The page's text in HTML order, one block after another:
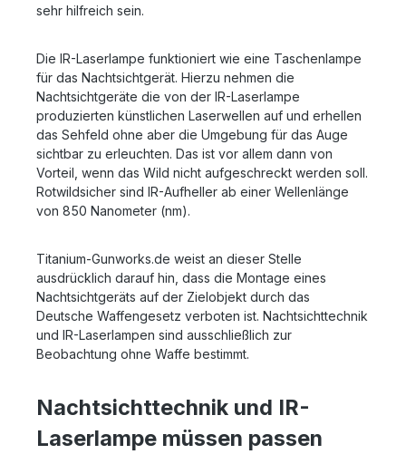
sehr hilfreich sein.
Die IR-Laserlampe funktioniert wie eine Taschenlampe
für das Nachtsichtgerät. Hierzu nehmen die
Nachtsichtgeräte die von der IR-Laserlampe
produzierten künstlichen Laserwellen auf und erhellen
das Sehfeld ohne aber die Umgebung für das Auge
sichtbar zu erleuchten. Das ist vor allem dann von
Vorteil, wenn das Wild nicht aufgeschreckt werden soll.
Rotwildsicher sind IR-Aufheller ab einer Wellenlänge
von 850 Nanometer (nm).
Titanium-Gunworks.de weist an dieser Stelle
ausdrücklich darauf hin, dass die Montage eines
Nachtsichtgeräts auf der Zielobjekt durch das
Deutsche Waffengesetz verboten ist. Nachtsichttechnik
und IR-Laserlampen sind ausschließlich zur
Beobachtung ohne Waffe bestimmt.
Nachtsichttechnik und IR-
Laserlampe müssen passen